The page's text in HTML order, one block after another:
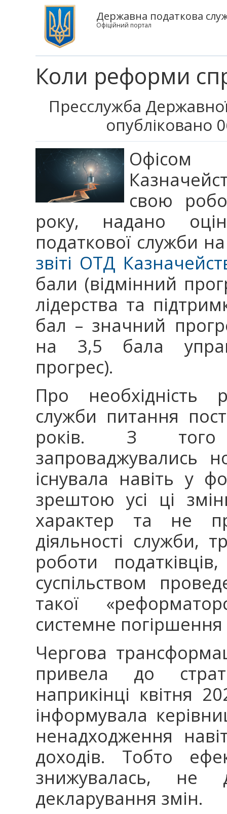
Державна податкова
Офіційний портал
Коли реформи
Пресслужба
опубліковано
Офісом
свою
року, надано
податкової служби
звіті ОТД
бали (відмінний
лідерства та
бал – значний
на 3,5 бала
прогрес).
Про необхідність
служби питання
років. З того
запроваджувались
існувала навіть у
зрештою усі ці
характер та не
діяльності служби,
роботи
суспільством
такої
системне
Чергова
привела до
наприкінці квітня
інформувала
ненадходження
доходів. Тобто
знижувалась, не
декларування змін.